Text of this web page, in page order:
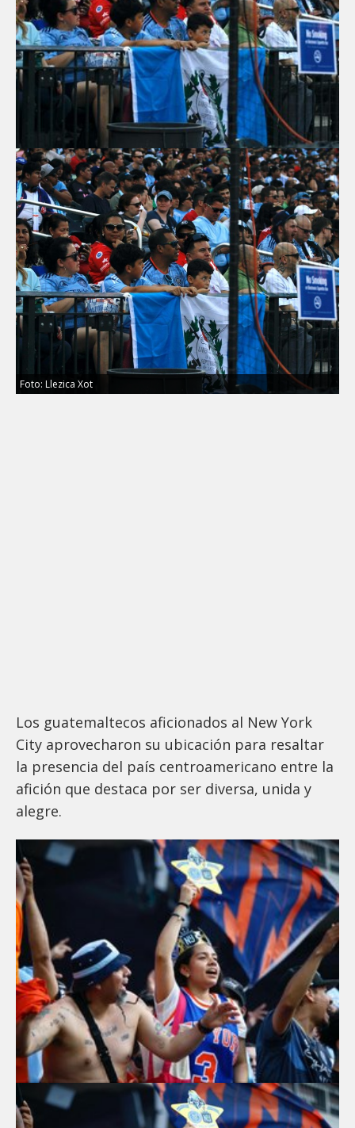
Foto: Llezica Xot
Los guatemaltecos aficionados al New York
City aprovecharon su ubicación para resaltar
la presencia del país centroamericano entre la
afición que destaca por ser diversa, unida y
alegre.